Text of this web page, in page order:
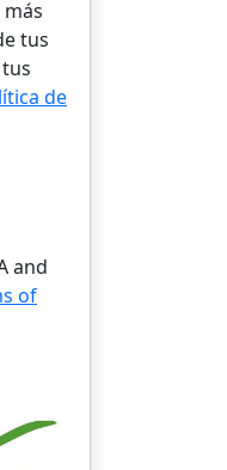
tus
de
and
of